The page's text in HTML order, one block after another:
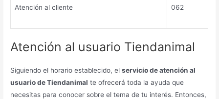
Atención al cliente
062
Atención al usuario Tiendanimal
Siguiendo el horario establecido, elservicio de atención al
usuario de Tiendanimal te ofrecerá toda la ayuda que
necesitas para conocer sobre el tema de tu interés. Entonces,